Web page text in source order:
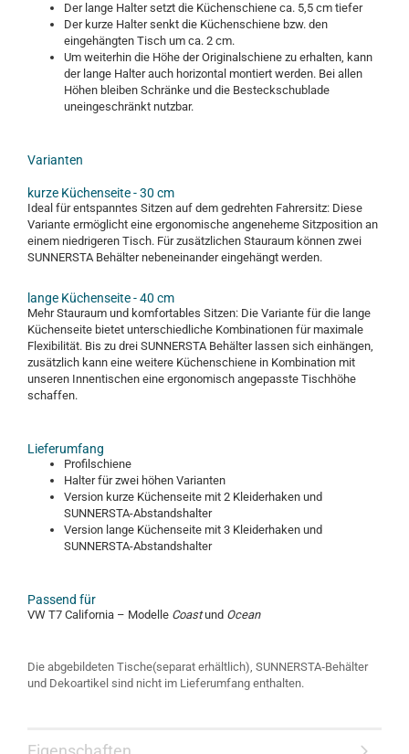
Der lange Halter setzt die Küchenschiene ca. 5,5 cm tiefer
Der kurze Halter senkt die Küchenschiene bzw. den
eingehängten Tisch um ca. 2 cm.
Um weiterhin die Höhe der Originalschiene zu erhalten, kann
der lange Halter auch horizontal montiert werden. Bei allen
Höhen bleiben Schränke und die Besteckschublade
uneingeschränkt nutzbar.
Varianten
kurze Küchenseite - 30 cm
Ideal für entspanntes Sitzen auf dem gedrehten Fahrersitz: Diese
Variante ermöglicht eine ergonomische angeneheme Sitzposition an
einem niedrigeren Tisch. Für zusätzlichen Stauraum können zwei
SUNNERSTA Behälter nebeneinander eingehängt werden.
lange Küchenseite - 40 cm
Mehr Stauraum und komfortables Sitzen: Die Variante für die lange
Küchenseite bietet unterschiedliche Kombinationen für maximale
Flexibilität. Bis zu drei SUNNERSTA Behälter lassen sich einhängen,
zusätzlich kann eine weitere Küchenschiene in Kombination mit
unseren Innentischen eine ergonomisch angepasste Tischhöhe
schaffen.
Lieferumfang
Profilschiene
Halter für zwei höhen Varianten
Version kurze Küchenseite mit 2 Kleiderhaken und
SUNNERSTA-Abstandshalter
Version lange Küchenseite mit 3 Kleiderhaken und
SUNNERSTA-Abstandshalter
Passend für
VW T7 California – Modelle Coastund Ocean
Die abgebildeten Tische(separat erhältlich), SUNNERSTA‑Behälter
und Dekoartikel sind nicht im Lieferumfang enthalten.